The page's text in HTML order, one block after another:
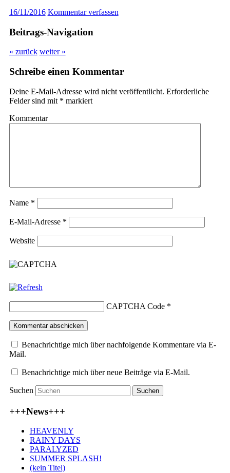
16/11/2016 Kommentar verfassen
Beitrags-Navigation
« zurück weiter »
Schreibe einen Kommentar
Deine E-Mail-Adresse wird nicht veröffentlicht. Erforderliche
Felder sind mit * markiert
Kommentar
Name *
E-Mail-Adresse *
Website
CAPTCHA Code*
Benachrichtige mich über nachfolgende Kommentare via E-
Mail.
Benachrichtige mich über neue Beiträge via E-Mail.
Suchen
+++News+++
HEAVENLY
RAINY DAYS
PARALYZED
SUMMER SPLASH!
(kein Titel)